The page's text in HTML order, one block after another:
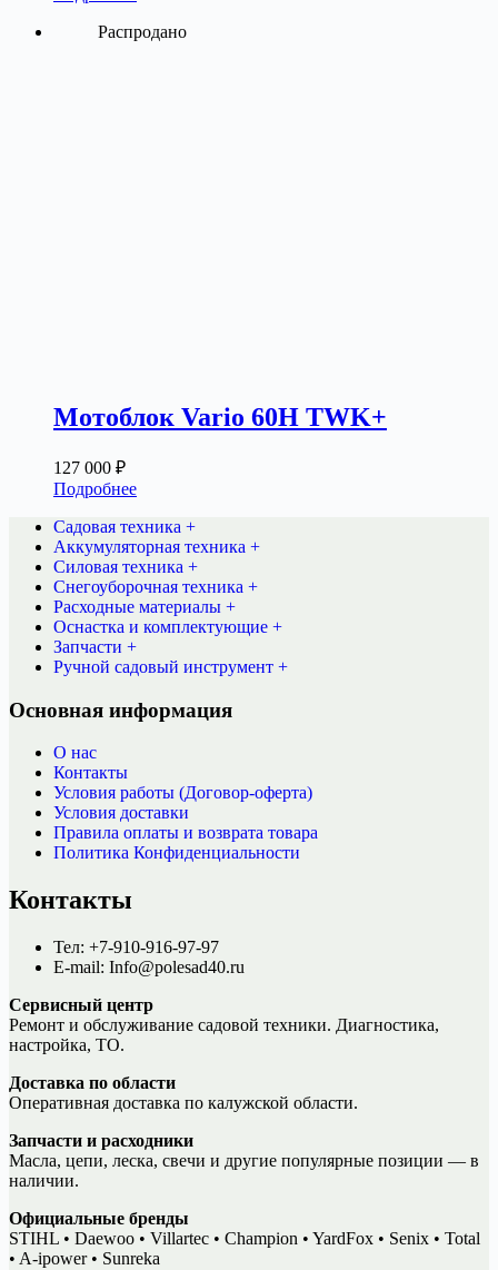
Распродано
Мотоблок Vario 60H TWK+
127 000 ₽
Подробнее
Садовая техника +
Аккумуляторная техника +
Силовая техника +
Снегоуборочная техника +
Расходные материалы +
Оснастка и комплектующие +
Запчасти +
Ручной садовый инструмент +
Основная информация
О нас
Контакты
Условия работы (Договор-оферта)
Условия доставки
Правила оплаты и возврата товара
Политика Конфиденциальности
Контакты
Тел: +7-910-916-97-97
E-mail: Info@polesad40.ru
Сервисный центр
Ремонт и обслуживание садовой техники. Диагностика,
настройка, ТО.
Доставка по области
Оперативная доставка по калужской области.
Запчасти и расходники
Масла, цепи, леска, свечи и другие популярные позиции — в
наличии.
Официальные бренды
STIHL • Daewoo • Villartec • Champion • YardFox • Senix • Total
• A-ipower • Sunreka